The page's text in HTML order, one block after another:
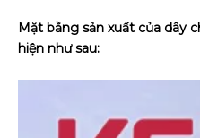
Mặt bằng sản xuất của dây
hiện như sau: